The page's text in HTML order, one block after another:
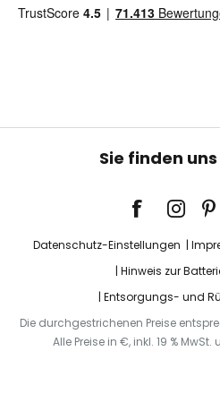
Sie finden
Datenschutz-Einstellungen
Hinweis zur
Entsorgungs- und
Die durchgestrichenen Preise
Alle Preise in €, inkl. 19 %